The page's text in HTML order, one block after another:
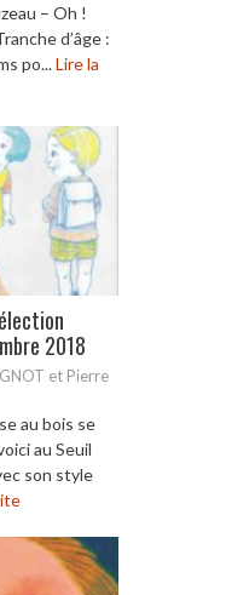
– Oh !
d’âge :
po...Lire la
2018
et Pierre
au bois se
au Seuil
son style